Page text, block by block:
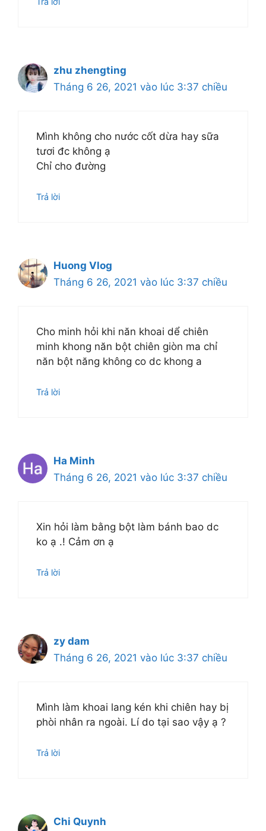
zhu zhengting
Tháng 6 26, 2021 vào lúc 3:37 chiều
Mình không cho nước cốt dừa hay sữa
tươi đc không ạ
Chỉ cho đường
Trả lời
Huong Vlog
Tháng 6 26, 2021 vào lúc 3:37 chiều
Cho minh hỏi khi năn khoai dể chiên
minh khong năn bột chiên giòn ma chỉ
năn bột năng không co dc khong a
Trả lời
Ha Minh
Tháng 6 26, 2021 vào lúc 3:37 chiều
Xin hỏi làm bằng bột làm bánh bao dc
ko ạ .! Cảm ơn ạ
Trả lời
zy dam
Tháng 6 26, 2021 vào lúc 3:37 chiều
Mình làm khoai lang kén khi chiên hay bị
phòi nhân ra ngoài. Lí do tại sao vậy ạ ?
Trả lời
Chi Quynh